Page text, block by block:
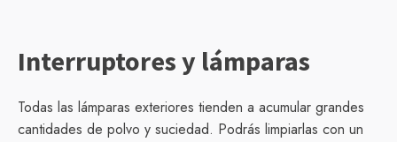
Interruptores y lámparas
Todas las lámparas exteriores tienden a acumular grandes
cantidades de polvo y suciedad. Podrás limpiarlas con un